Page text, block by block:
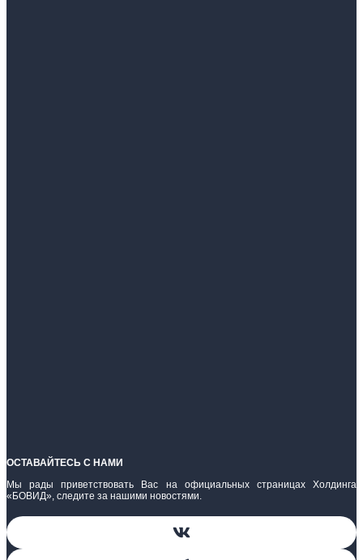
ОСТАВАЙТЕСЬ С НАМИ
Мы рады приветствовать Вас на официальных страницах Холдинга
«БОВИД», следите за нашими новостями.